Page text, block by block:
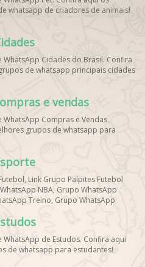
whatsapp de criadores de animais!
WhatsApp Cidades do Brasil. Confira
de whatsapp principais cidades
e vendas
WhatsApp Compras e Vendas.
grupos de whatsapp para
Link Grupo Palpites Futebol
NBA, Grupo WhatsApp
Treino, Grupo WhatsApp
Torcedores [Nome do Time]
Grupos de Esporte Grátis, Grupo
Treino, Grupo WhatsApp Futebol Ao
Esporte, Grupos de Esporte
WhatsApp de Estudos. Confira aqui
de whatsapp para estudantes!